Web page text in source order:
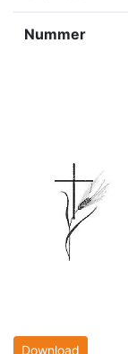
Nummer
Download